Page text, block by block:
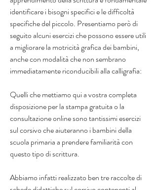
identificare i bisogni specifici e le difficoltà
specifiche del piccolo. Presentiamo però di
seguito alcuni esercizi che possono essere utili
a migliorare la motricità grafica dei bambini,
anche con modalità che non sembrano
immediatamente riconducibili alla calligrafia:
Quelli che mettiamo qui a vostra completa
disposizione per la stampa gratuita o la
consultazione online sono tantissimi esercizi
sul corsivo che aiuteranno i bambini della
scuola primaria a prendere familiarità con
questo tipo di scrittura.
Abbiamo infatti realizzato ben tre raccolte di